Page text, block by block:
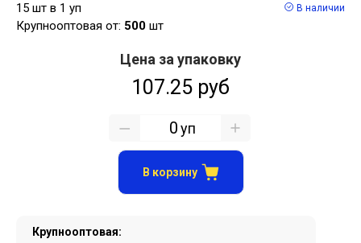
15 шт в 1 уп
Крупнооптовая от: 500 шт
В наличии
Крупнооптовая:
Цена за упаковку
107.25 руб
уп
В корзину